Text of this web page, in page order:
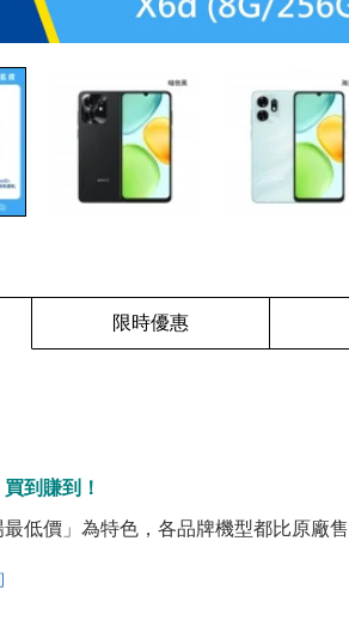
限時優惠
到賺到！
低價」為特色，各品牌機型都比原廠